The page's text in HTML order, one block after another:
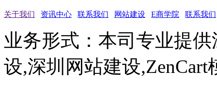
关于我们 资讯中心 联系我们 网站建设 E商学院 联系我们
业务形式：本司专业提
设,深圳网站建设,ZenCart